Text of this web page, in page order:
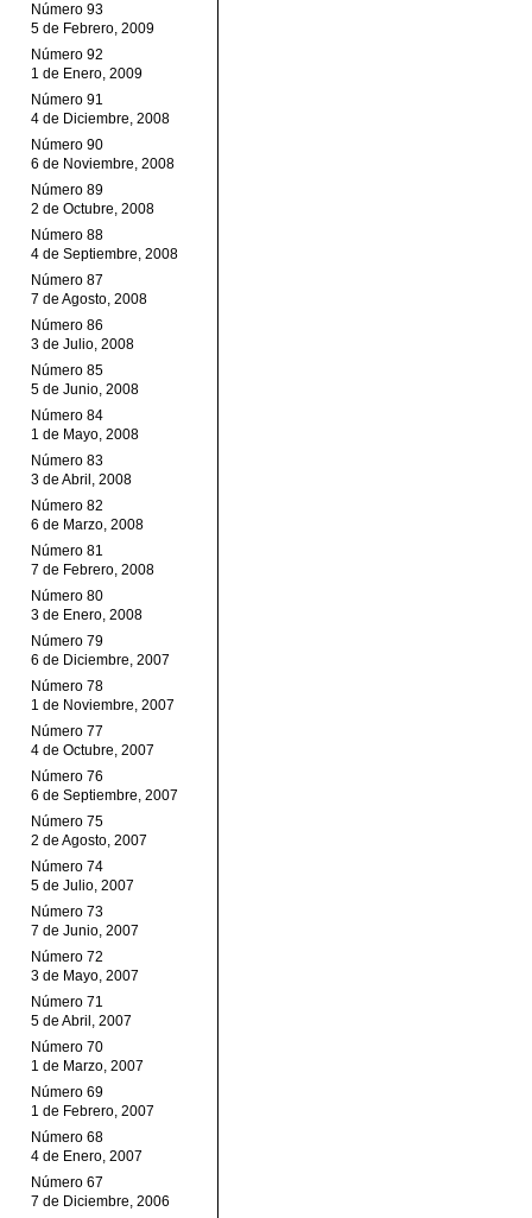
Número 93
5 de Febrero, 2009
Número 92
1 de Enero, 2009
Número 91
4 de Diciembre, 2008
Número 90
6 de Noviembre, 2008
Número 89
2 de Octubre, 2008
Número 88
4 de Septiembre, 2008
Número 87
7 de Agosto, 2008
Número 86
3 de Julio, 2008
Número 85
5 de Junio, 2008
Número 84
1 de Mayo, 2008
Número 83
3 de Abril, 2008
Número 82
6 de Marzo, 2008
Número 81
7 de Febrero, 2008
Número 80
3 de Enero, 2008
Número 79
6 de Diciembre, 2007
Número 78
1 de Noviembre, 2007
Número 77
4 de Octubre, 2007
Número 76
6 de Septiembre, 2007
Número 75
2 de Agosto, 2007
Número 74
5 de Julio, 2007
Número 73
7 de Junio, 2007
Número 72
3 de Mayo, 2007
Número 71
5 de Abril, 2007
Número 70
1 de Marzo, 2007
Número 69
1 de Febrero, 2007
Número 68
4 de Enero, 2007
Número 67
7 de Diciembre, 2006